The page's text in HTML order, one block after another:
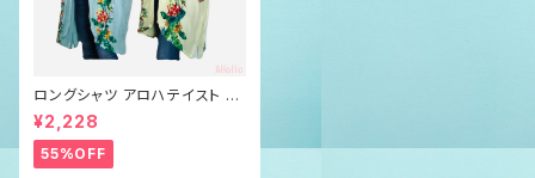
ロングシャツ アロハテイスト ネ
イティブ柄 メンズ レディース
¥2,228
55%OFF